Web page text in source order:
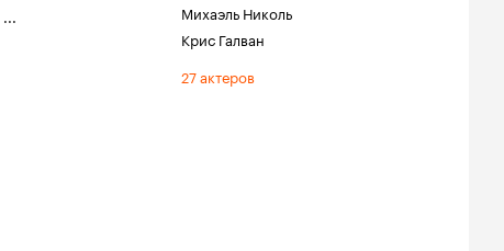
...
Михаэль Николь
Крис Галван
27 актеров